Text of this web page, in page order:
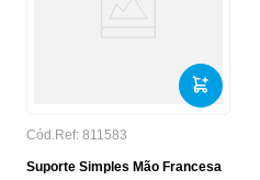
Cód.Ref: 811583
Suporte Simples Mão Francesa